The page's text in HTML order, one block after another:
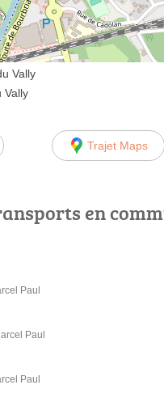
Vally
Vally
Trajet Maps
en
Paul
Paul
Paul